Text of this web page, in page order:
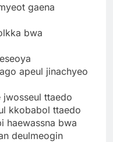
gaena
bwa
apeul jinachyeo
jwosseul ttaedo
kkobabol ttaedo
haewassna bwa
deulmeogin